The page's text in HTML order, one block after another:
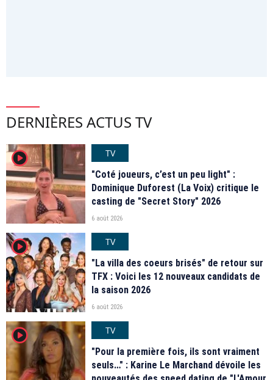
DERNIÈRES ACTUS TV
player2
TV
"Coté joueurs, c’est un peu light" :
Dominique Duforest (La Voix) critique le
casting de "Secret Story" 2026
6 août 2026
player2
TV
"La villa des coeurs brisés" de retour sur
TFX : Voici les 12 nouveaux candidats de
la saison 2026
6 août 2026
player2
TV
"Pour la première fois, ils sont vraiment
seuls…" : Karine Le Marchand dévoile les